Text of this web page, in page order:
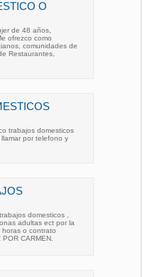
O
de 48 años,
ofrezco como
comunidades de
Restaurantes,
trabajos domesticos
por telefono y
domesticos ,
adultas ect por la
o contrato
CARMEN.